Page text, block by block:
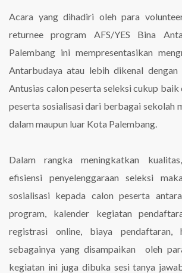
Acara yang dihadiri oleh para
returnee program AFS/YES Bina
Palembang ini mempresentasikan
Antarbudaya atau lebih dikenal dengan
Antusias calon peserta seleksi cukup baik
peserta sosialisasi dari berbagai sekolah
dalam maupun luar Kota Palembang.
Dalam rangka meningkatkan
efisiensi penyelenggaraan seleksi
sosialisasi kepada calon peserta
program, kalender kegiatan
registrasi online, biaya pendaftaran,
sebagainya yang disampaikan oleh
kegiatan ini juga dibuka sesi tanya